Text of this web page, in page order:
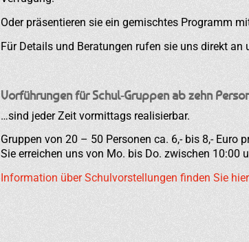
Oder präsentieren sie ein gemischtes Programm
Für Details und Beratungen rufen sie uns direkt
Vorführungen für Schul-Gruppen ab zehn
…sind jeder Zeit vormittags realisierbar.
Gruppen von 20 – 50 Personen ca. 6,- bis 8,- Euro
Sie erreichen uns von Mo. bis Do. zwischen 10:00
Information über Schulvorstellungen finden Sie